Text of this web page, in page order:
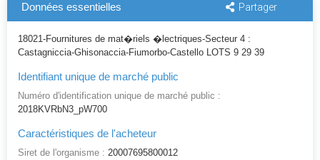
Données essentielles Partager
18021-Fournitures de mat�riels �lectriques-Secteur 4 :
Castagniccia-Ghisonaccia-Fiumorbo-Castello LOTS 9 29 39
Identifiant unique de marché public
Numéro d'identification unique de marché public :
2018KVRbN3_pW700
Caractéristiques de l'acheteur
Siret de l'organisme : 20007695800012